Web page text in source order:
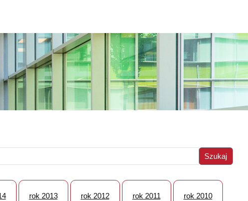
rok 2013 rok 2012 rok 2011 rok 2010